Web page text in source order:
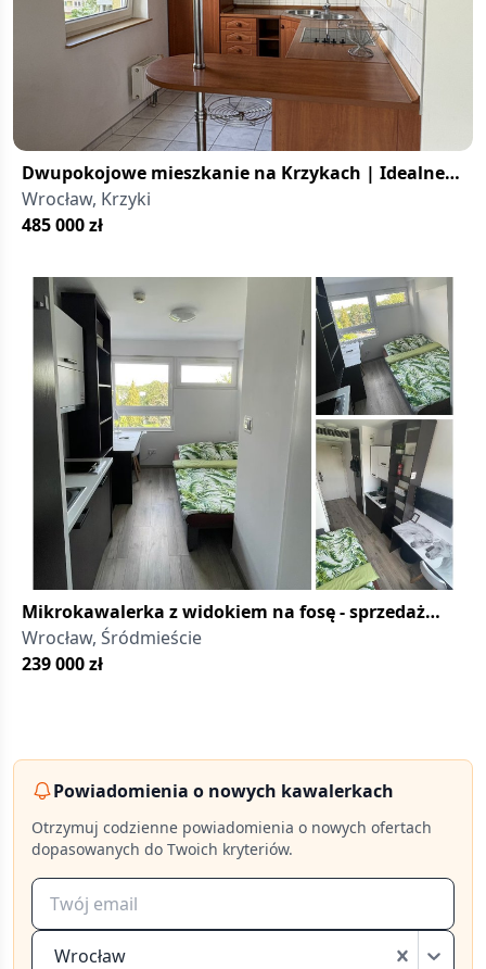
Dwupokojowe mieszkanie na Krzykach | Idealne
na start
Wrocław, Krzyki
485 000zł
Mikrokawalerka z widokiem na fosę - sprzedaż
bezpośrednia od właściciela
Wrocław, Śródmieście
239 000zł
Powiadomienia o nowych kawalerkach
Otrzymuj codzienne powiadomienia o nowych ofertach
dopasowanych do Twoich kryteriów.
Wrocław